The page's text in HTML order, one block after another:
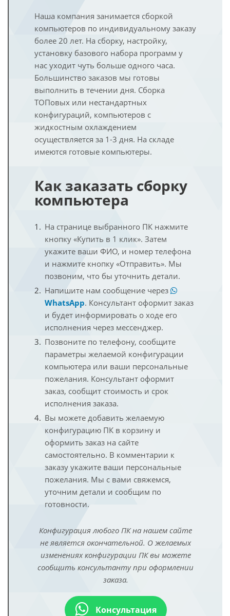
Наша компания занимается сборкой
компьютеров по индивидуальному заказу
более 20 лет. На сборку, настройку,
установку базового набора программ у
нас уходит чуть больше одного часа.
Большинство заказов мы готовы
выполнить в течении дня. Сборка
ТОПовых или нестандартных
конфигураций, компьютеров с
жидкостным охлаждением
осуществляется за 1-3 дня. На складе
имеются готовые компьютеры.
Как заказать сборку
компьютера
На странице выбранного ПК нажмите
кнопку «Купить в 1 клик». Затем
укажите ваши ФИО, и номер телефона
и нажмите кнопку «Отправить». Мы
позвоним, что бы уточнить детали.
Напишите нам сообщение через
WhatsApp. Консультант оформит заказ
и будет информировать о ходе его
исполнения через мессенджер.
Позвоните по телефону, сообщите
параметры желаемой конфигурации
компьютера или ваши персональные
пожелания. Консультант оформит
заказ, сообщит стоимость и срок
исполнения заказа.
Вы можете добавить желаемую
конфигурацию ПК в корзину и
оформить заказ на сайте
самостоятельно. В комментарии к
заказу укажите ваши персональные
пожелания. Мы с вами свяжемся,
уточним детали и сообщим по
готовности.
Конфигурация любого ПК на нашем сайте
не является окончательной. О желаемых
изменениях конфигурации ПК вы можете
сообщить консультанту при оформлении
заказа.
Консультация